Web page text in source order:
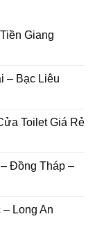
Giang
– Bạc Liêu
Toilet Giá Rẻ
Đồng Tháp –
Long An